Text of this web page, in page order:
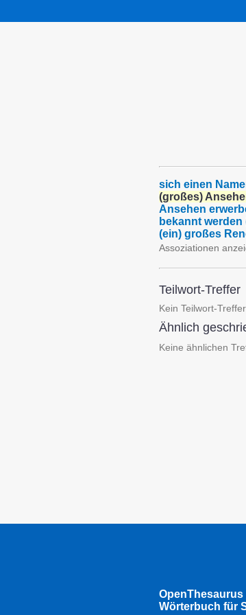
sich einen
(großes)
Ansehen
bekannt werden
(ein) großes
Assoziationen
Teilwort-Treffer
Kein Teilwort-Treffer
Ähnlich
Keine ähnlichen
Wörterbuch für